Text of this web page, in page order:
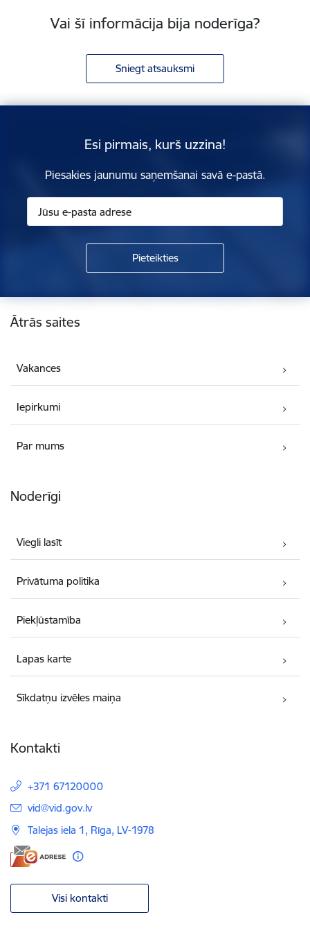
Vai šī informācija bija noderīga?
Sniegt atsauksmi
Esi pirmais, kurš uzzina!
Piesakies jaunumu saņemšanai savā e-pastā.
Kājene
Ātrās saites
Vakances
Iepirkumi
Par mums
Noderīgi
Viegli lasīt
Privātuma politika
Piekļūstamība
Lapas karte
Sīkdatņu izvēles maiņa
Kontakti
+371 67120000
E-pasts:
vid@vid.gov.lv
Talejas iela 1, Rīga, LV-1978
Visi kontakti